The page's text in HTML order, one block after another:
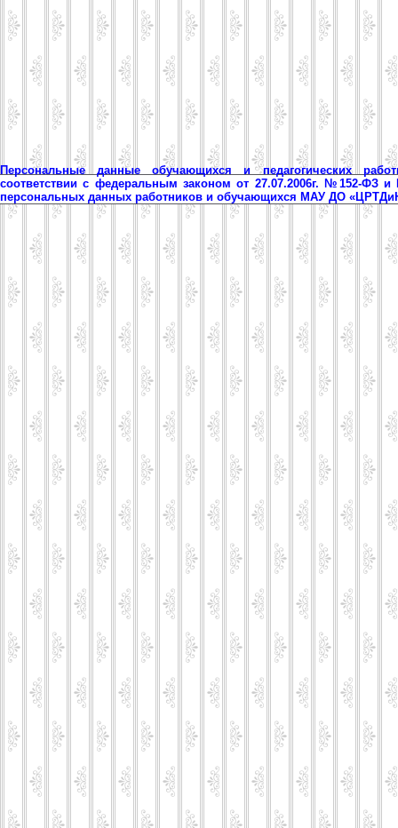
Персональные данные обучающихся и педагогических
соответствии с федеральным законом от 27.07.2006г. №152-ФЗ
персональных данных работников и обучающихся МАУ ДО